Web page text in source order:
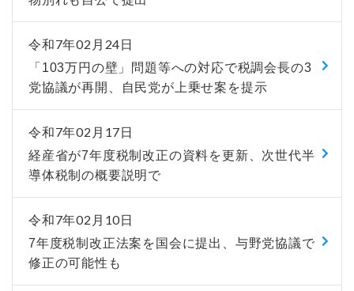
令和7年02月24日
「103万円の壁」問題等への対応で税調会長の3
党協議が再開、自民党が上乗せ案を提示
令和7年02月17日
経産省が7年度税制改正の資料を更新、次世代半
導体税制の概要説明で
令和7年02月10日
7年度税制改正法案を国会に提出、与野党協議で
修正の可能性も